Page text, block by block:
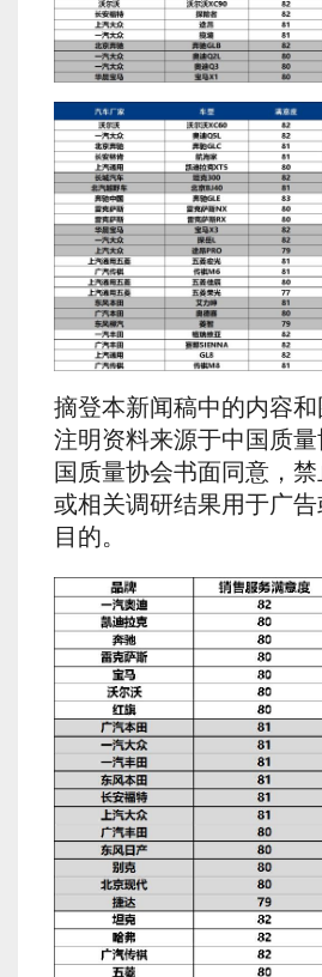
摘登本新闻稿中的内容
注明资料来源于中国质
国质量协会书面同意，
或相关调研结果用于广
目的。